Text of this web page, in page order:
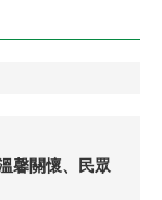
馨關懷、民眾